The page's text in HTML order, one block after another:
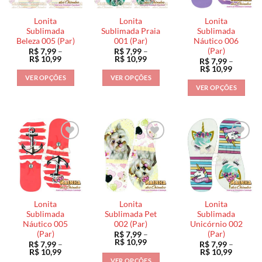
podem
ser
escolhidas
na
página
do
produto
podem
ser
escolhidas
na
página
do
produto
podem
ser
escolhidas
na
página
do
produto
Lonita
Sublimada
Beleza 005 (Par)
R$7,99 –
R$ 10,99Faixa
preço:
R$ 7,99
através
VER OPÇÕES
várias
variantes.
As
opções
podem
ser
escolhidas
na
página
do
produto
Lonita
Sublimada Praia
001 (Par)
R$7,99 –
R$ 10,99Faixa
preço:
R$ 7,99
através
VER OPÇÕES
várias
variantes.
As
opções
podem
ser
escolhidas
na
página
do
produto
Lonita
Sublimada
Náutico 006
(Par)
R$7,99 –
R$ 10,99Faixa
preço:
R$ 7,99
através
VER OPÇÕES
tem
várias
variantes.
As
opções
podem
ser
escolhidas
na
página
do
Lonita
Sublimada
Náutico 005
(Par)
R$7,99 –
R$ 10,99Faixa
Lonita
Sublimada Pet
002 (Par)
R$7,99 –
R$ 10,99Faixa
preço:
Lonita
Sublimada
Unicórnio 002
(Par)
R$7,99 –
R$ 10,99Faixa